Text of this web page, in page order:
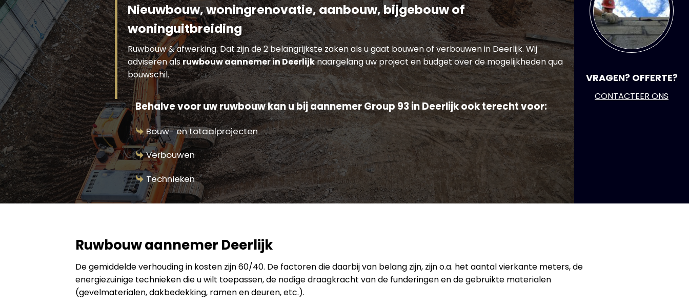
Nieuwbouw, woningrenovatie, aanbouw, bijgebouw of
woninguitbreiding
Ruwbouw & afwerking. Dat zijn de 2 belangrijkste zaken als u gaat bouwen of verbouwen in Deerlijk. Wij
adviseren alsruwbouw aannemer in Deerlijknaargelang uw project en budget over de mogelijkheden qua
bouwschil.
Behalve voor uw ruwbouw kan u bij aannemer Group 93 in Deerlijk ook terecht voor:
Bouw- en totaalprojecten
Verbouwen
Technieken
VRAGEN? OFFERTE?
CONTACTEER ONS
Ruwbouw aannemer Deerlijk
De gemiddelde verhouding in kosten zijn 60/40. De factoren die daarbij van belang zijn, zijn o.a. het aantal vierkante meters, de
energiezuinige technieken die u wilt toepassen, de nodige draagkracht van de funderingen en de gebruikte materialen
(gevelmaterialen, dakbedekking, ramen en deuren, etc.).